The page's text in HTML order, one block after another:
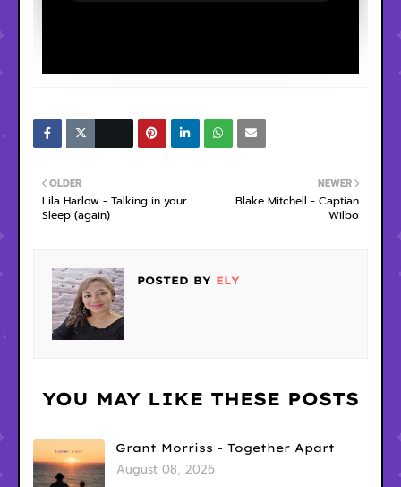
NEWER
Blake Mitchell - Captian
Wilbo
OLDER
Lila Harlow - Talking in your
Sleep (again)
POSTED BY ELY
YOU MAY LIKE THESE POSTS
Grant Morriss - Together Apart
August 08, 2026